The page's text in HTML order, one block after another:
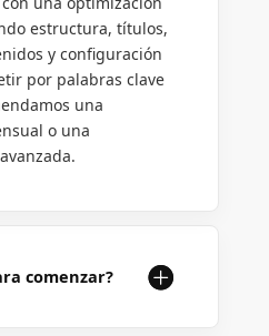
estructura, títulos,
y configuración
por palabras clave
una
o una
comenzar?